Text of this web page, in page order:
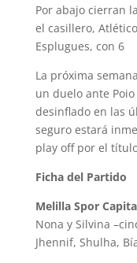
Por abajo cierran
el casillero,
Esplugues, con 6
La próxima
un duelo ante
desinflado en las
seguro estará
play off por el
Ficha del Partido
Melilla Spor
Nona y Silvina
Jhennif, Shulha,